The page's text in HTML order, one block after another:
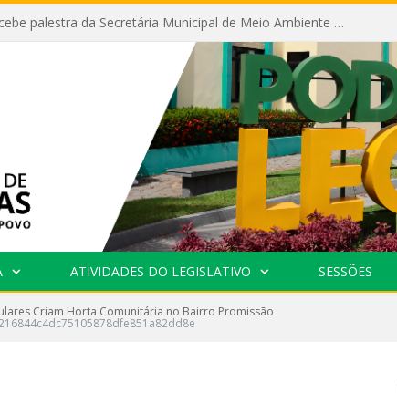
Câmara recebe palestra da Secretária Municipal de Meio Ambiente sobre as ações da “SEMANA DO MEIO AMBIENTE”
ATIVIDADES DO LEGISLATIVO SESSÕES
Criam Horta Comunitária no Bairro Promissão